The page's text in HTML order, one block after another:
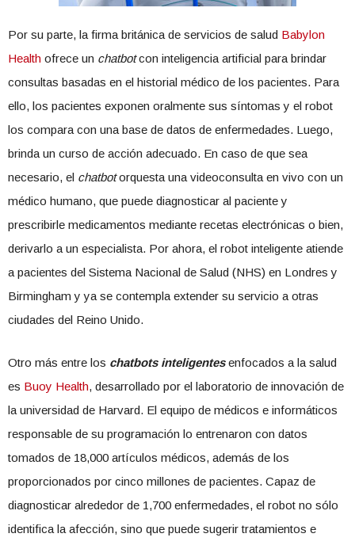
Por su parte, la firma británica de servicios de salud Babylon
Health ofrece un chatbotcon inteligencia artificial para brindar
consultas basadas en el historial médico de los pacientes. Para
ello, los pacientes exponen oralmente sus síntomas y el robot
los compara con una base de datos de enfermedades. Luego,
brinda un curso de acción adecuado. En caso de que sea
necesario, el chatbotorquesta una videoconsulta en vivo con un
médico humano, que puede diagnosticar al paciente y
prescribirle medicamentos mediante recetas electrónicas o bien,
derivarlo a un especialista. Por ahora, el robot inteligente atiende
a pacientes del Sistema Nacional de Salud (NHS) en Londres y
Birmingham y ya se contempla extender su servicio a otras
ciudades del Reino Unido.
Otro más entre los chatbots inteligentesenfocados a la salud
es Buoy Health, desarrollado por el laboratorio de innovación de
la universidad de Harvard. El equipo de médicos e informáticos
responsable de su programación lo entrenaron con datos
tomados de 18,000 artículos médicos, además de los
proporcionados por cinco millones de pacientes. Capaz de
diagnosticar alrededor de 1,700 enfermedades, el robot no sólo
identifica la afección, sino que puede sugerir tratamientos e